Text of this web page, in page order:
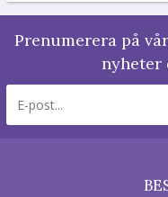
Prenumerera på
nyheter